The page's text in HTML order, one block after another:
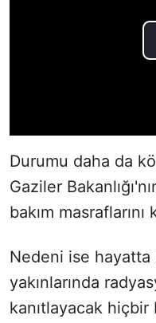
Durumu daha da
Gaziler
bakım
Nedeni ise hayatta
yakınlarında
kanıtlayacak hiçbir